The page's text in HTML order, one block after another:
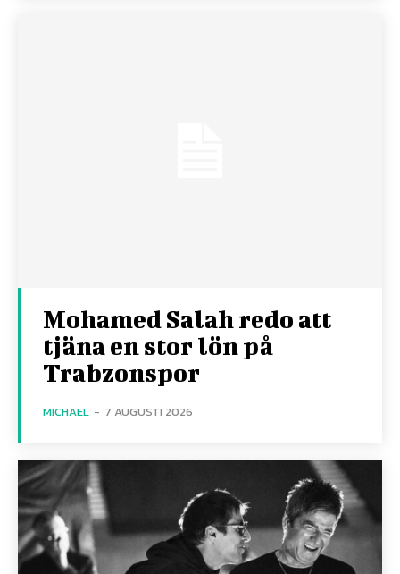
Mohamed Salah redo att
tjäna en stor lön på
Trabzonspor
MICHAEL - 7 AUGUSTI 2026